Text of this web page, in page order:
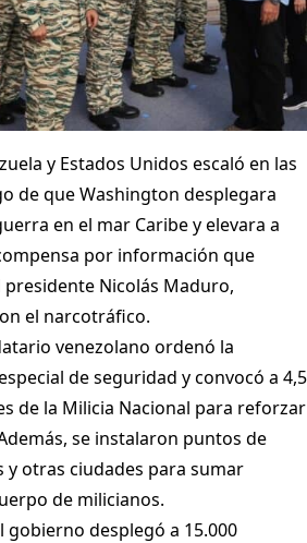
y Estados Unidos escaló en las
de que Washington desplegara
en el mar Caribe y elevara a
por información que
Nicolás Maduro,
el narcotráfico.
venezolano ordenó la
de seguridad y convocó a 4,5
de la Milicia Nacional para reforzar
se instalaron puntos de
y otras ciudades para sumar
de milicianos.
gobierno desplegó a 15.000